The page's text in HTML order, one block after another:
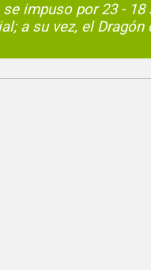
impuso por 23 -
a su vez, el